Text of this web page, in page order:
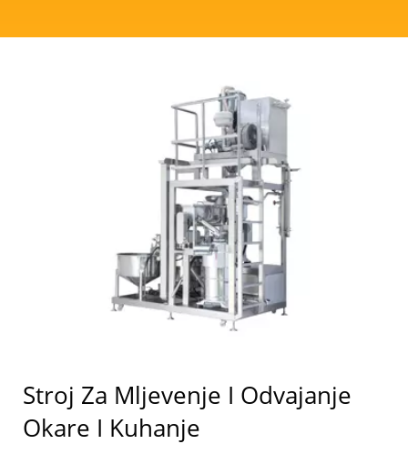
MLIJEKA. / VODITELJ
AUTOMATSKIH
STROJEVA ZA
PROIZVODNJU TOFUA I
SOJINOG MLIJEKA S
NAJVIŠIM PRIORITETOM
NA SIGURNOSTI
HRANE.
Stroj Za Mljevenje I Odvajanje
Okare I Kuhanje